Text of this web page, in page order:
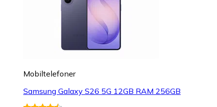
Mobiltelefoner
Samsung Galaxy S26 5G 12GB RAM 256GB